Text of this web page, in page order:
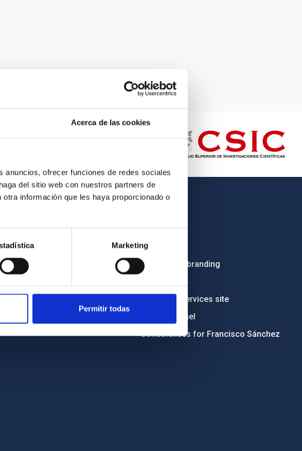
Acerca de las cookies
anuncios, ofrecer funciones de redes sociales
del sitio web con nuestros partners de
información que les haya proporcionado o
Marketing
Permitir todas
Employment
Tenders
Institutional branding
Electronic services site
Ethics channel
Condolences for Francisco Sánchez